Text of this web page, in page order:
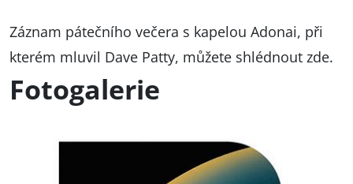
Záznam pátečního večera s kapelou Adonai, při
kterém mluvil Dave Patty, můžete shlédnout zde.
Fotogalerie